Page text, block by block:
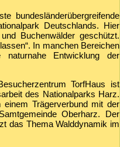
bundesländerübergreifende
Deutschlands. Hier
Buchenwälder geschützt.
In manchen Bereichen
naturnahe Entwicklung der
TorfHaus ist
des Nationalparks Harz.
Trägerverbund mit der
Oberharz. Der
das Thema Walddynamik im